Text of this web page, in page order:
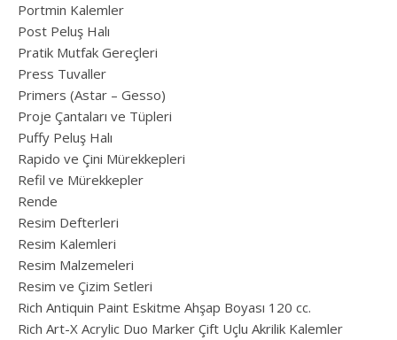
Portmin Kalemler
Post Peluş Halı
Pratik Mutfak Gereçleri
Press Tuvaller
Primers (Astar – Gesso)
Proje Çantaları ve Tüpleri
Puffy Peluş Halı
Rapido ve Çini Mürekkepleri
Refil ve Mürekkepler
Rende
Resim Defterleri
Resim Kalemleri
Resim Malzemeleri
Resim ve Çizim Setleri
Rich Antiquin Paint Eskitme Ahşap Boyası 120 cc.
Rich Art-X Acrylic Duo Marker Çift Uçlu Akrilik Kalemler